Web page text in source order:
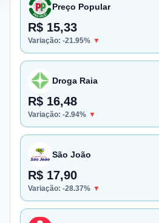
Preço Popular
R$ 15,33
Variação: -21.95% ▼
Droga Raia
R$ 16,48
Variação: -2.94% ▼
São João
R$ 17,90
Variação: -28.37% ▼